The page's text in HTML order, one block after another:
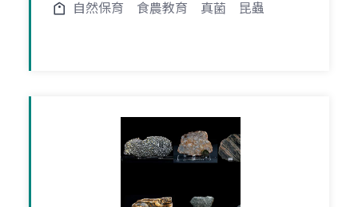
自然保育 食農教育 真菌 昆蟲